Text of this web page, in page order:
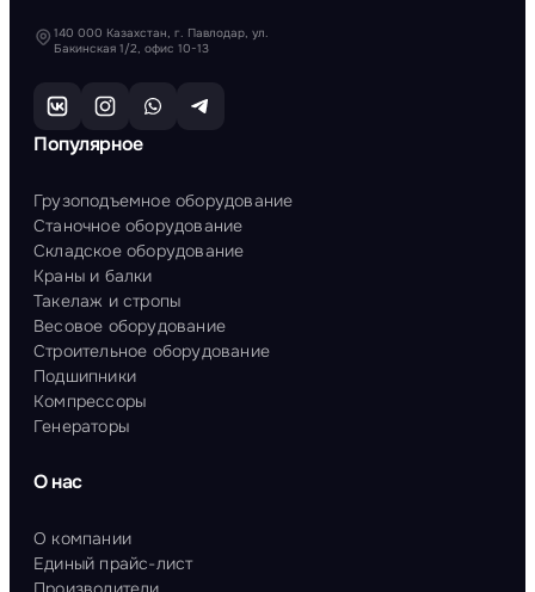
140 000 Казахстан, г. Павлодар, ул.
Бакинская 1/2, офис 10-13
Популярное
Грузоподъемное оборудование
Станочное оборудование
Складское оборудование
Краны и балки
Такелаж и стропы
Весовое оборудование
Строительное оборудование
Подшипники
Компрессоры
Генераторы
О нас
О компании
Единый прайс-лист